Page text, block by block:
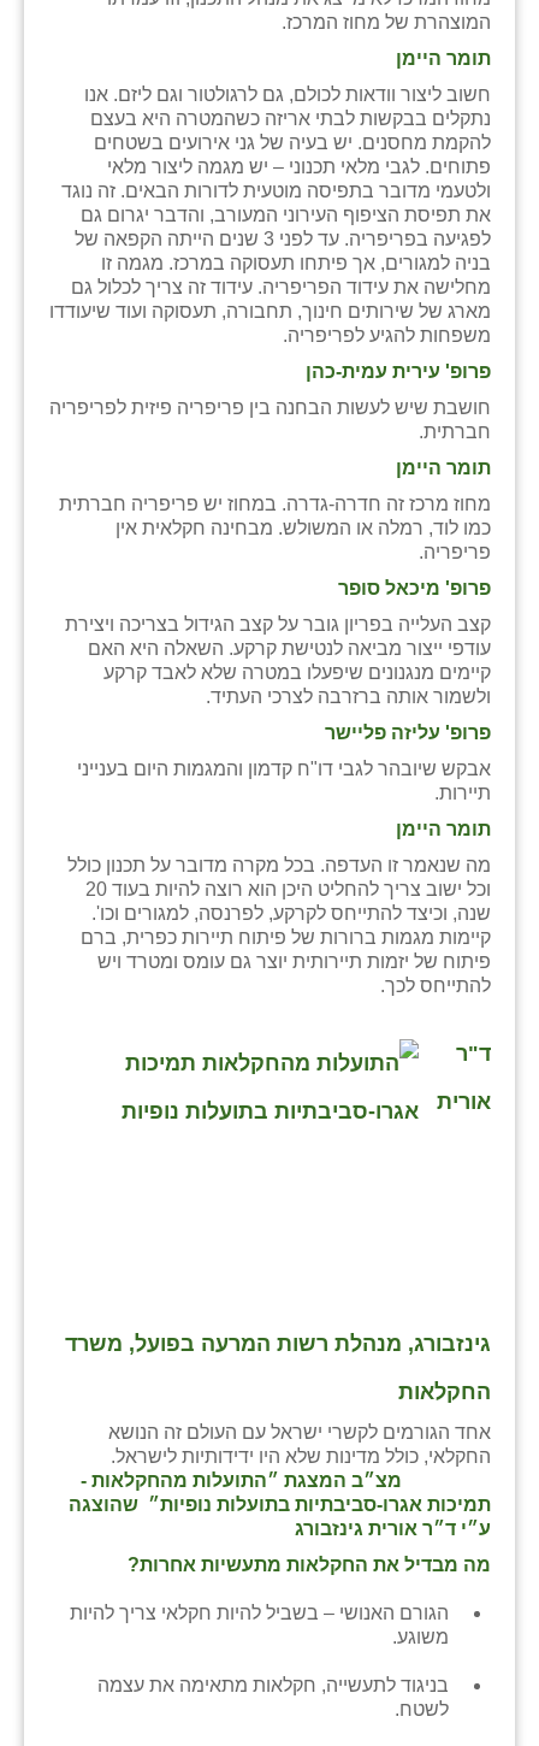
המוצהרת של מחוז המרכז.
תומר היימן
חשוב ליצור וודאות לכולם, גם לרגולטור וגם ליזם. אנו
נתקלים בבקשות לבתי אריזה כשהמטרה היא בעצם
להקמת מחסנים. יש בעיה של גני אירועים בשטחים
פתוחים. לגבי מלאי תכנוני – יש מגמה ליצור מלאי
ולטעמי מדובר בתפיסה מוטעית לדורות הבאים. זה נוגד
את תפיסת הציפוף העירוני המעורב, והדבר יגרום גם
לפגיעה בפריפריה. עד לפני 3 שנים הייתה הקפאה של
בניה למגורים, אך פיתחו תעסוקה במרכז. מגמה זו
מחלישה את עידוד הפריפריה. עידוד זה צריך לכלול גם
מארג של שירותים חינוך, תחבורה, תעסוקה ועוד שיעודדו
משפחות להגיע לפריפריה.
פרופ' עירית עמית-כהן
חושבת שיש לעשות הבחנה בין פריפריה פיזית לפריפריה
חברתית.
תומר היימן
מחוז מרכז זה חדרה-גדרה. במחוז יש פריפריה חברתית
כמו לוד, רמלה או המשולש. מבחינה חקלאית אין
פריפריה.
פרופ' מיכאל סופר
קצב העלייה בפריון גובר על קצב הגידול בצריכה ויצירת
עודפי ייצור מביאה לנטישת קרקע. השאלה היא האם
קיימים מנגנונים שיפעלו במטרה שלא לאבד קרקע
ולשמור אותה ברזרבה לצרכי העתיד.
פרופ' עליזה פליישר
אבקש שיובהר לגבי דו"ח קדמון והמגמות היום בענייני
תיירות.
תומר היימן
מה שנאמר זו העדפה. בכל מקרה מדובר על תכנון כולל
וכל ישוב צריך להחליט היכן הוא רוצה להיות בעוד 20
שנה, וכיצד להתייחס לקרקע, לפרנסה, למגורים וכו'.
קיימות מגמות ברורות של פיתוח תיירות כפרית, ברם
פיתוח של יזמות תיירותית יוצר גם עומס ומטרד ויש
להתייחס לכך.
ד"ר
אורית
גינזבורג, מנהלת רשות המרעה בפועל, משרד
החקלאות
אחד הגורמים לקשרי ישראל עם העולם זה הנושא
החקלאי, כולל מדינות שלא היו ידידותיות לישראל.
מצ״ב המצגת ״התועלות מהחקלאות -
תמיכות אגרו-סביבתיות בתועלות נופיות״ שהוצגה
ע״י ד״ר אורית גינזבורג
מה מבדיל את החקלאות מתעשיות אחרות?
הגורם האנושי – בשביל להיות חקלאי צריך להיות
משוגע.
בניגוד לתעשייה, חקלאות מתאימה את עצמה
לשטח.